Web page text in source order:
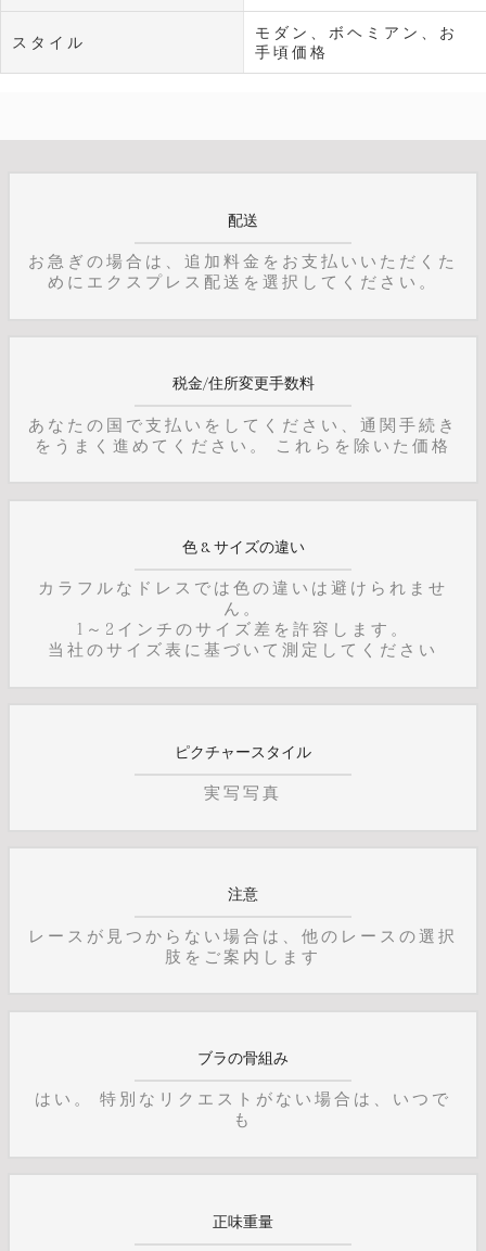
スタイル
モダン、ボヘミアン、お
手頃価格
配送
お急ぎの場合は、追加料金をお支払いいただくた
めにエクスプレス配送を選択してください。
税金/住所変更手数料
あなたの国で支払いをしてください、通関手続き
をうまく進めてください。 これらを除いた価格
色 & サイズの違い
カラフルなドレスでは色の違いは避けられませ
ん。
1～2インチのサイズ差を許容します。
当社のサイズ表に基づいて測定してください
ピクチャースタイル
実写写真
注意
レースが見つからない場合は、他のレースの選択
肢をご案内します
ブラの骨組み
はい。 特別なリクエストがない場合は、いつで
も
正味重量